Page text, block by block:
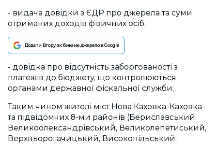
- видача довідки з ЄДР про джерела та суми
отриманих доходів фізичних осіб;
Додати Вгору як бажане джерело в Google
- довідка про відсутність заборгованості з
платежів до бюджету, що контролюються
органами державної фіскальної служби;
Таким чином жителі міст Нова Каховка, Каховка
та підвідомчих 8-ми районів (Бериславський,
Великоолександрівський, Великолепетиський,
Верхньорогачицький, Високопільський,